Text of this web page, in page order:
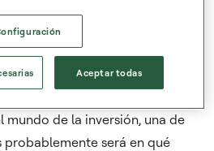
mundo de la inversión, una de
será en qué
Aceptar todas